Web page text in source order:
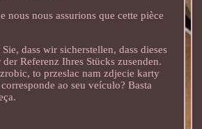
nous assurions que cette pièce
dass wir sicherstellen, dass dieses
Referenz Ihres Stücks zusenden.
to przeslac nam zdjecie karty
ao seu veículo? Basta